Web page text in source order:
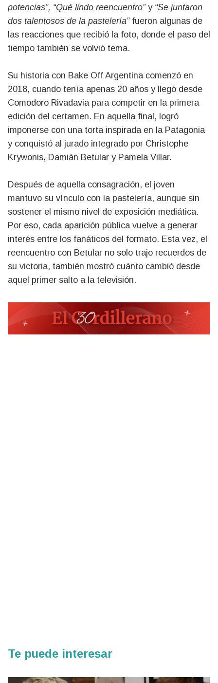
potencias”, “Qué lindo reencuentro” y“Se juntaron
dos talentosos de la pastelería”fueron algunas de
las reacciones que recibió la foto, donde el paso del
tiempo también se volvió tema.
Su historia con Bake Off Argentina comenzó en
2018, cuando tenía apenas 20 años y llegó desde
Comodoro Rivadavia para competir en la primera
edición del certamen. En aquella final, logró
imponerse con una torta inspirada en la Patagonia
y conquistó al jurado integrado por Christophe
Krywonis, Damián Betular y Pamela Villar.
Después de aquella consagración, el joven
mantuvo su vínculo con la pastelería, aunque sin
sostener el mismo nivel de exposición mediática.
Por eso, cada aparición pública vuelve a generar
interés entre los fanáticos del formato. Esta vez, el
reencuentro con Betular no solo trajo recuerdos de
su victoria, también mostró cuánto cambió desde
aquel primer salto a la televisión.
Te puede interesar